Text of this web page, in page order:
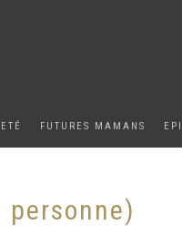
FUTURES MAMANS
personne)